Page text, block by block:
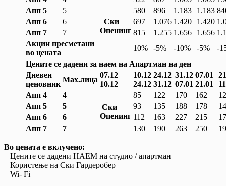
Ски
Опенинг
Aпп 5 5 580 896 1.183 1.183
Aпп 6 6 697 1.076 1.420 1.420
Aпп 7 7 815 1.255 1.656 1.656
Акции пресметани
во цената
10% -5% -10% -5%
-
Цените се дадени за наем на Апартман на ден
Дневен
ценовник
Max.лица
07.12
10.12
10.12
24.12
24.12
31.12
31.12
07.01
07.01
21.01
Aпп 4
4
Ски
Опенинг
85 122 170 162
Aпп 5 5 93 135 188 178
Aпп 6 6 112 163 227 215
Aпп 7 7 130 190 263 250
Во цената е вклучено:
– Цените се дадени НАЕМ на студио / апартман
– Користење на Ски Гардеробер
– Wi- Fi